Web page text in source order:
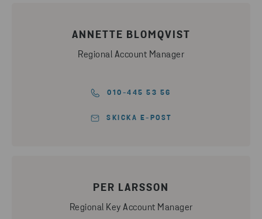
ANNETTE BLOMQVIST
Regional Account Manager
010-445 53 56
SKICKA E-POST
PER LARSSON
Regional Key Account Manager